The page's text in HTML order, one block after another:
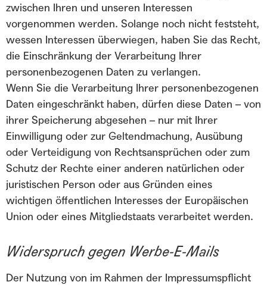
zwischen Ihren und unseren Interessen
vorgenommen werden. Solange noch nicht feststeht,
wessen Interessen überwiegen, haben Sie das Recht,
die Einschränkung der Verarbeitung Ihrer
personenbezogenen Daten zu verlangen.
Wenn Sie die Verarbeitung Ihrer personenbezogenen
Daten eingeschränkt haben, dürfen diese Daten – von
ihrer Speicherung abgesehen – nur mit Ihrer
Einwilligung oder zur Geltendmachung, Ausübung
oder Verteidigung von Rechtsansprüchen oder zum
Schutz der Rechte einer anderen natürlichen oder
juristischen Person oder aus Gründen eines
wichtigen öffentlichen Interesses der Europäischen
Union oder eines Mitgliedstaats verarbeitet werden.
Widerspruch gegen Werbe-E-Mails
Der Nutzung von im Rahmen der Impressumspflicht